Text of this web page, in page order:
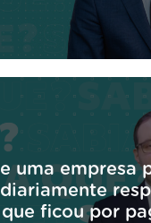
uma empresa
que ficou por